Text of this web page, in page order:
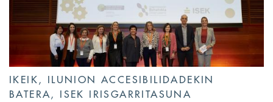
IKEIK, ILUNION ACCESIBILIDADEKIN
BATERA, ISEK IRISGARRITASUNA